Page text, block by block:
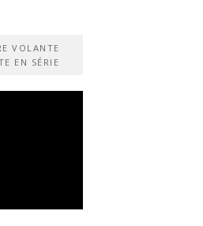
VOLANTE
EN SÉRIE